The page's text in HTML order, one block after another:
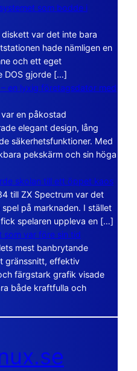
som bodde i
var det inte bara
hade nämligen en
och ett eget
DOS gjorde […]
en lyxig företagsdator med
en påkostad
elegant design, lång
säkerhetsfunktioner. Med
pekskärm och sin höga
skolan till ett öppet kaos
till ZX Spectrum var det
på marknaden. I stället
spelaren uppleva en […]
som var före sin tid
mest banbrytande
gränssnitt, effektiv
färgstark grafik visade
både kraftfulla och